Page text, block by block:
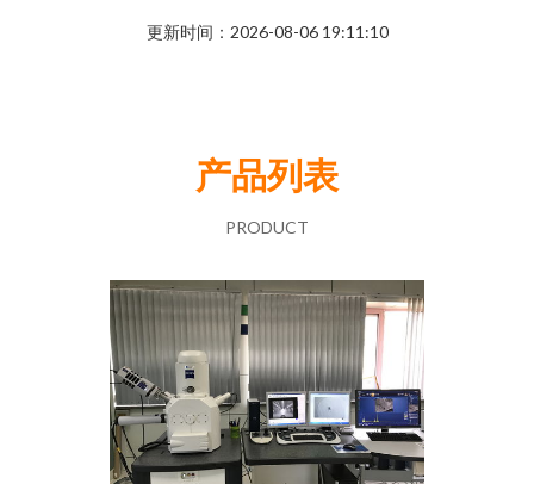
更新时间：2026-08-06 19:11:10
产品列表
PRODUCT